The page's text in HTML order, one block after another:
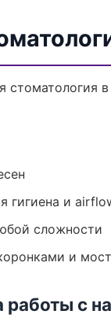
стоматология
гигиена и
сложности
и
с